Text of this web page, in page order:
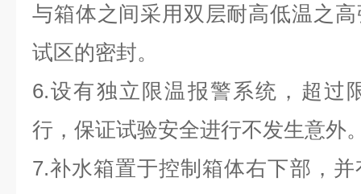
与箱体之间采用双层耐高低温之
试区的密封。
6.设有独立限温报警系统，超过
行，保证试验安全进行不发生意外
7.补水箱置于控制箱体右下部，